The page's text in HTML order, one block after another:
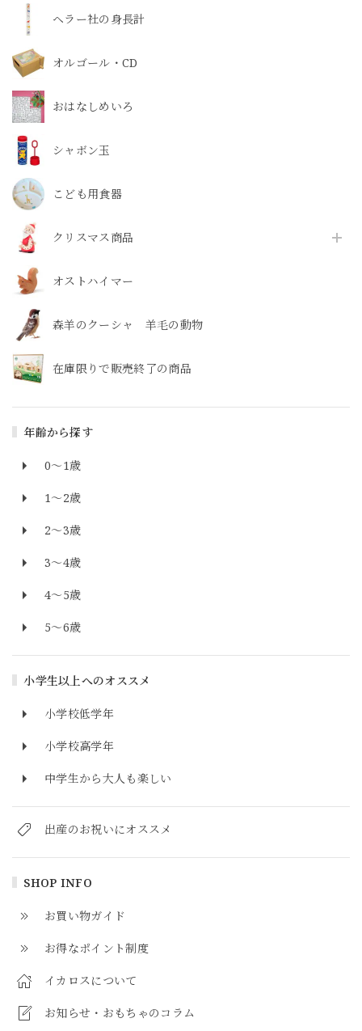
ヘラー社の身長計
オルゴール・CD
おはなしめいろ
シャボン玉
こども用食器
クリスマス商品
オストハイマー
森羊のクーシャ 羊毛の動物
在庫限りで販売終了の商品
年齢から探す
0～1歳
1～2歳
2～3歳
3～4歳
4～5歳
5～6歳
小学生以上へのオススメ
小学校低学年
小学校高学年
中学生から大人も楽しい
出産のお祝いにオススメ
SHOP INFO
お買い物ガイド
お得なポイント制度
イカロスについて
お知らせ・おもちゃのコラム